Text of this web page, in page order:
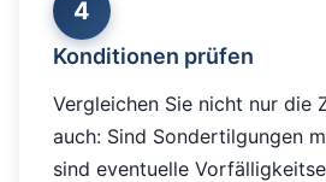
4
Konditionen prüfen
Vergleichen Sie nicht nur die
auch: Sind Sondertilgungen
sind eventuelle